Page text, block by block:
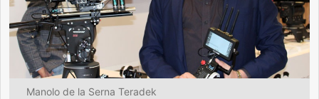
Manolo de la Serna Teradek